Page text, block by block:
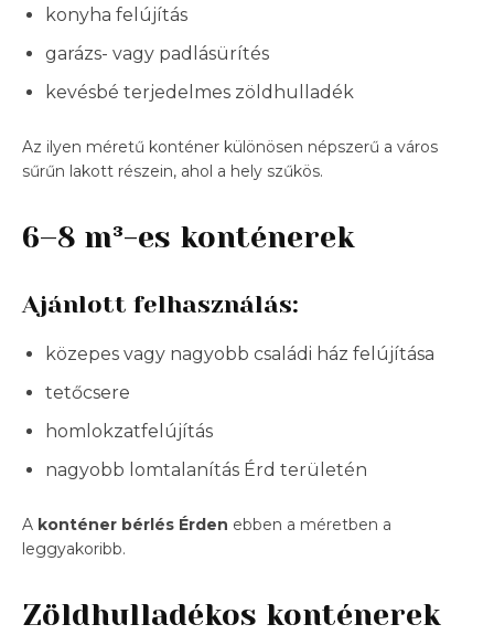
konyha felújítás
garázs- vagy padlásürítés
kevésbé terjedelmes zöldhulladék
Az ilyen méretű konténer különösen népszerű a város
sűrűn lakott részein, ahol a hely szűkös.
6–8 m³-es konténerek
Ajánlott felhasználás:
közepes vagy nagyobb családi ház felújítása
tetőcsere
homlokzatfelújítás
nagyobb lomtalanítás Érd területén
A konténer bérlés Érden ebben a méretben a
leggyakoribb.
Zöldhulladékos konténerek